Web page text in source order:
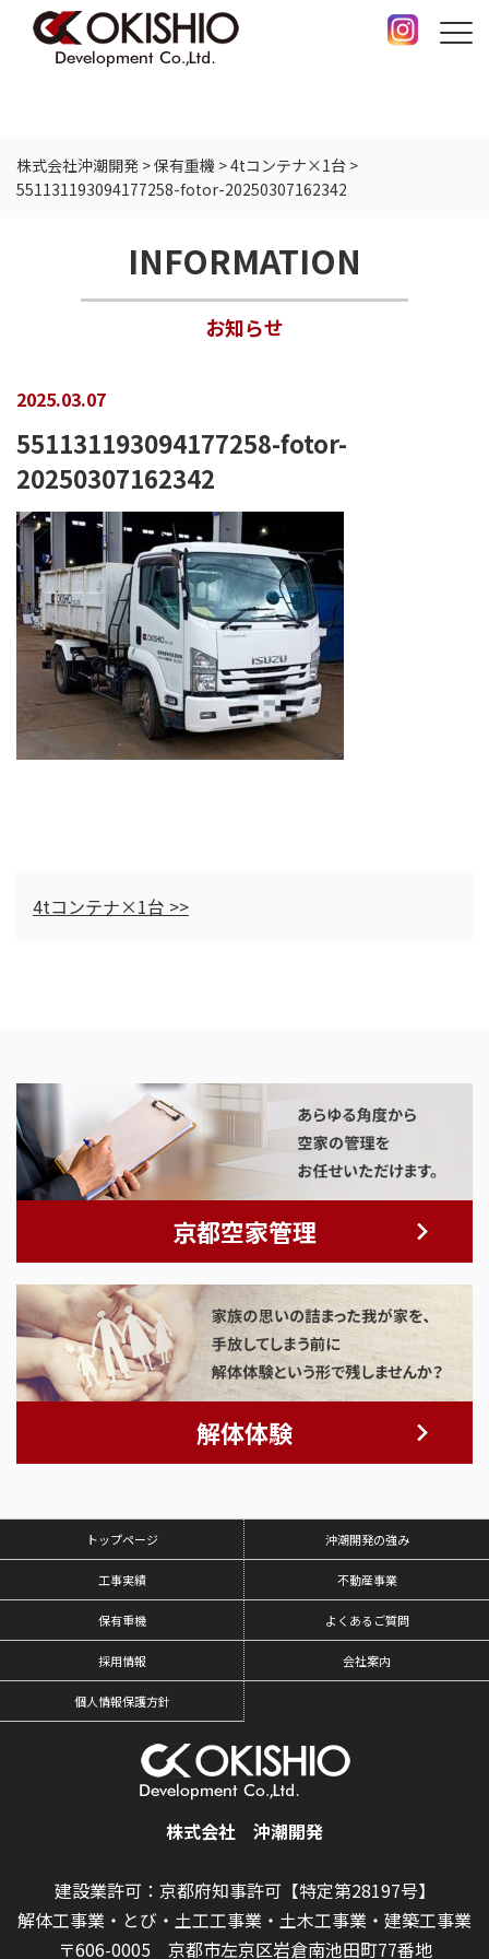
株式会社沖潮開発 >保有重機 >4tコンテナ×1台 >
551131193094177258-fotor-20250307162342
INFORMATION
お知らせ
2025.03.07
551131193094177258-fotor-
20250307162342
4tコンテナ×1台 >>
京都空家管理
解体体験
トップページ 沖潮開発の強み
工事実績 不動産事業
保有重機 よくあるご質問
採用情報 会社案内
個人情報保護方針
株式会社 沖潮開発
建設業許可：京都府知事許可【特定第28197号】
解体工事業・とび・土工工事業・土木工事業・建築工事業
〒606-0005 京都市左京区岩倉南池田町77番地